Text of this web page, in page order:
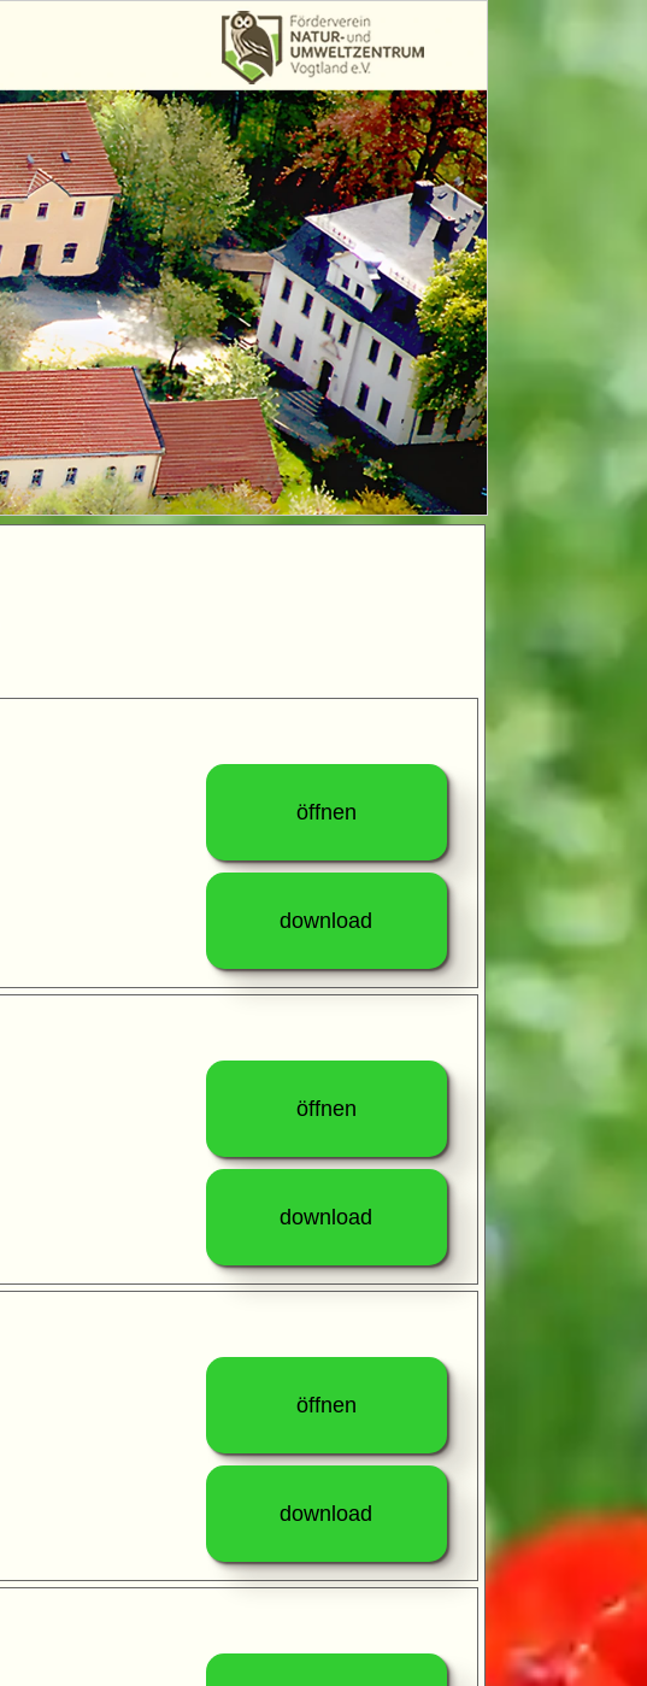
öffnen
download
öffnen
download
öffnen
download